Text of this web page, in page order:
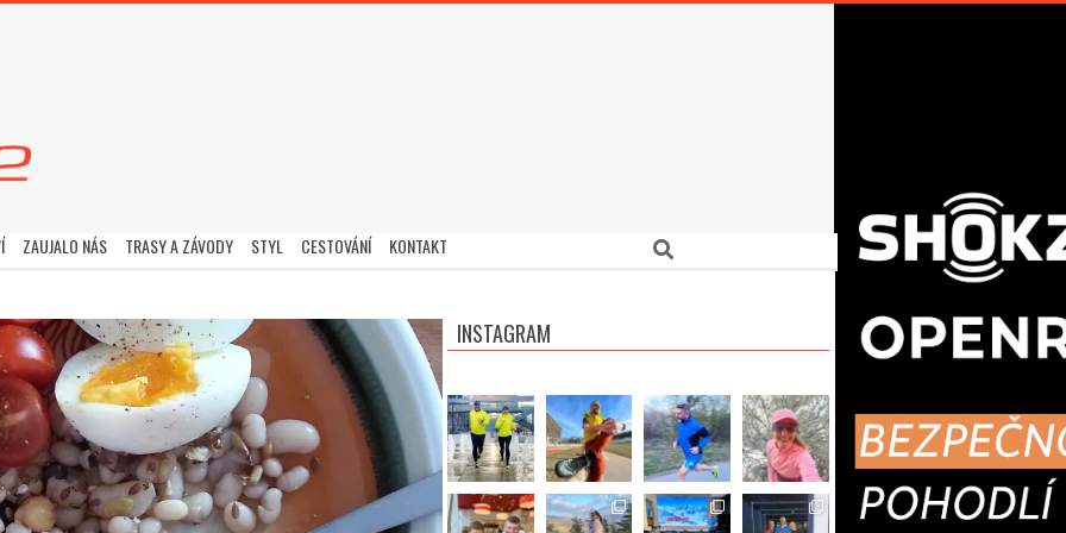
ZAUJALO NÁS TRASY A ZÁVODY STYL CESTOVÁNÍ KONTAKT Search
INSTAGRAM